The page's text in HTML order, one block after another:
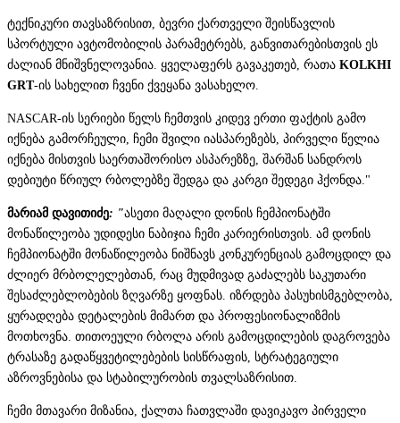
ტექნიკური თავსაზრისით, ბევრი ქართველი შეისწავლის
სპორტული ავტომობილის პარამეტრებს, განვითარებისთვის ეს
ძალიან მნიშვნელოვანია. ყველაფერს გავაკეთებ, რათა KOLKHI
GRT-ის სახელით ჩვენი ქვეყანა ვასახელო.
NASCAR-ის სერიები წელს ჩემთვის კიდევ ერთი ფაქტის გამო
იქნება გამორჩეული, ჩემი შვილი იასპარეზებს, პირველი წელია
იქნება მისთვის საერთაშორისო ასპარეზზე, შარშან სანდროს
დებიუტი წრიულ რბოლებზე შედგა და კარგი შედეგი ჰქონდა."
მარიამ დავითიძე: "ასეთი მაღალი დონის ჩემპიონატში
მონაწილეობა უდიდესი ნაბიჯია ჩემი კარიერისთვის. ამ დონის
ჩემპიონატში მონაწილეობა ნიშნავს კონკურენციას გამოცდილ და
ძლიერ მრბოლელებთან, რაც მუდმივად გაძალებს საკუთარი
შესაძლებლობების ზღვარზე ყოფნას. იზრდება პასუხისმგებლობა,
ყურადღება დეტალების მიმართ და პროფესიონალიზმის
მოთხოვნა. თითოეული რბოლა არის გამოცდილების დაგროვება
ტრასაზე გადაწყვეტილებების სისწრაფის, სტრატეგიული
აზროვნებისა და სტაბილურობის თვალსაზრისით.
ჩემი მთავარი მიზანია, ქალთა ჩათვლაში დავიკავო პირველი